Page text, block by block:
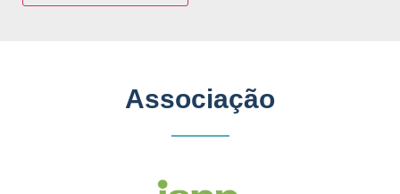
Associação